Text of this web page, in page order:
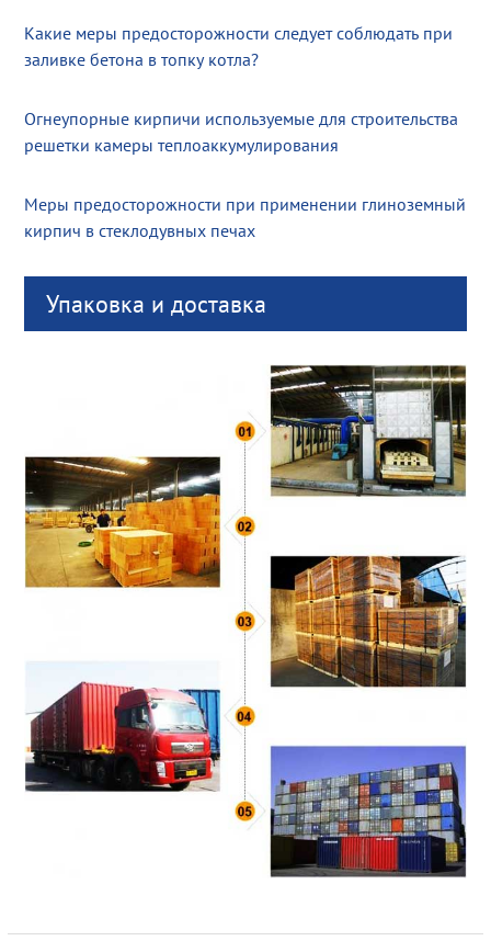
Какие меры предосторожности следует соблюдать при
заливке бетона в топку котла?
Огнеупорные кирпичи используемые для строительства
решетки камеры теплоаккумулирования
Меры предосторожности при применении глиноземный
кирпич в стеклодувных печах
Упаковка и доставка